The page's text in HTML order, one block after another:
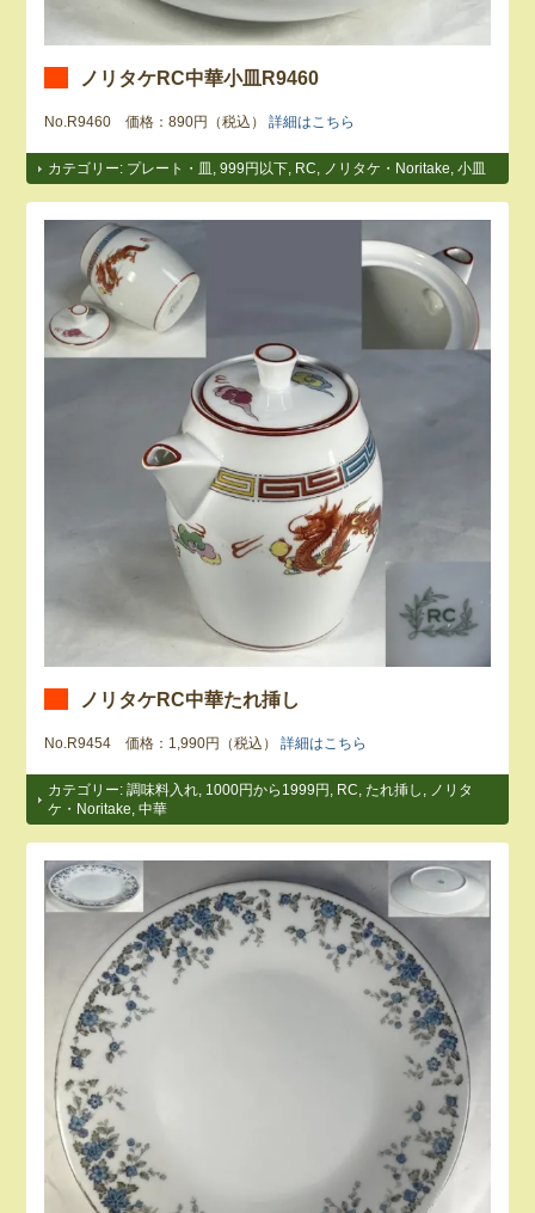
ノリタケRC中華小皿R9460
No.R9460 価格：890円（税込）詳細はこちら
カテゴリー: プレート・皿 ,999円以下 RC ノリタケ・Noritake ,小皿
ノリタケRC中華たれ挿し
No.R9454 価格：1,990円（税込）詳細はこちら
カテゴリー:調味料入れ 1000円から1999円 RC ,たれ挿し
ノリタ
ケ・Noritake ,中華